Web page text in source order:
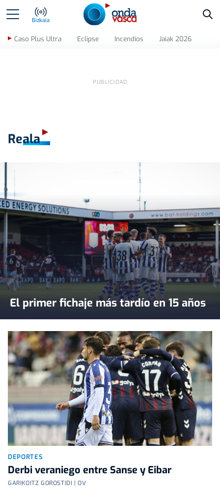
Bizkaia
Caso Plus Ultra Eclipse Incendios Jaiak 2026
Reala
El primer fichaje más tardío en 15 años
DEPORTES
Derbi veraniego entre Sanse y Eibar
GARIKOITZ GOROSTIDI | OV